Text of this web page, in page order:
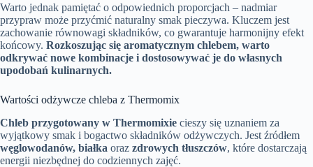
Warto jednak pamiętać o odpowiednich proporcjach – nadmiar
przypraw może przyćmić naturalny smak pieczywa. Kluczem jest
zachowanie równowagi składników, co gwarantuje harmonijny efekt
końcowy. Rozkoszując się aromatycznym chlebem, warto
odkrywać nowe kombinacje i dostosowywać je do własnych
upodobań kulinarnych.
Wartości odżywcze chleba z Thermomix
Chleb przygotowany w Thermomixie cieszy się uznaniem za
wyjątkowy smak i bogactwo składników odżywczych. Jest źródłem
węglowodanów, białka oraz zdrowych tłuszczów, które dostarczają
energii niezbędnej do codziennych zajęć.